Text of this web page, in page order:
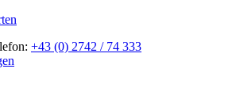
+43 (0) 2742 / 74 333